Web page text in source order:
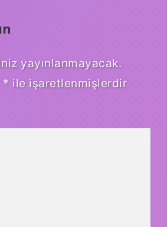
yayınlanmayacak.
* ile işaretlenmişlerdir